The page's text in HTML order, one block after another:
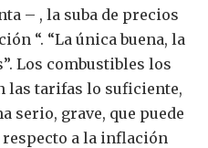
– , la suba de precios
“. “La única buena, la
Los combustibles los
las tarifas lo suficiente,
serio, grave, que puede
respecto a la inflación